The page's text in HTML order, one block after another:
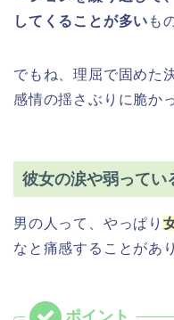
してくることが多い も
でもね、理屈で固めた
感情の揺さぶりに脆か
彼女の涙や弱ってい
男の人って、やっぱり
なと痛感することがあ